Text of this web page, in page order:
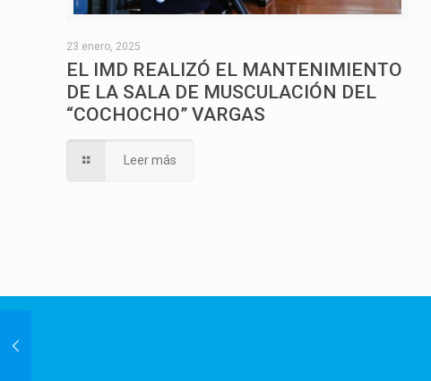
23 enero, 2025
EL IMD REALIZÓ EL MANTENIMIENTO
DE LA SALA DE MUSCULACIÓN DEL
“COCHOCHO” VARGAS
Leer más